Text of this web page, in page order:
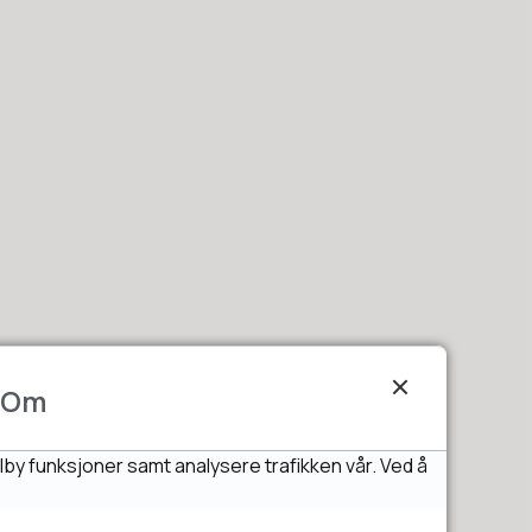
Om
funksjoner samt analysere trafikken vår. Ved å